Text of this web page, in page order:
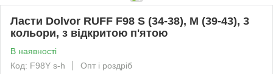
Ласти Dolvor RUFF F98 S (34-38), M (39-43), 3
кольори, з відкритою п'ятою
В наявності
Код: F98Y s-h
Опт і роздріб